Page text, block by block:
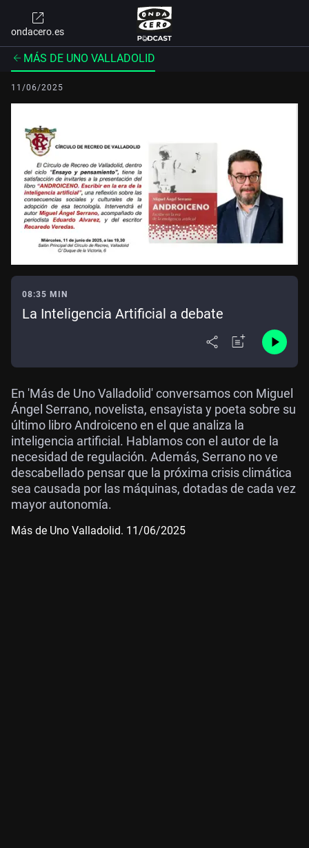
ondacero.es
MÁS DE UNO VALLADOLID
11/06/2025
08:35 MIN
La Inteligencia Artificial a debate
En 'Más de Uno Valladolid' conversamos con Miguel
Ángel Serrano, novelista, ensayista y poeta sobre su
último libro Androiceno en el que analiza la
inteligencia artificial. Hablamos con el autor de la
necesidad de regulación. Además, Serrano no ve
descabellado pensar que la próxima crisis climática
sea causada por las máquinas, dotadas de cada vez
mayor autonomía.
Más de Uno Valladolid. 11/06/2025